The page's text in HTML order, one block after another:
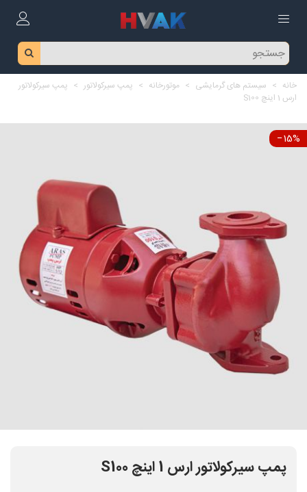
خانه > سیستم های گرمایشی > موتورخانه > پمپ سیرکولاتور > پمپ سیرکولاتور
ارس 1 اینچ S100
‎−15%
پمپ سیرکولاتور ارس 1 اینچ S100